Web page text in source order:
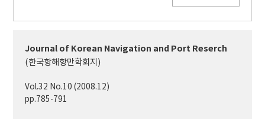
Journal of Korean Navigation and Port Reserch
(한국항해항만학회지)
Vol.32 No.10 (2008.12)
pp.785-791